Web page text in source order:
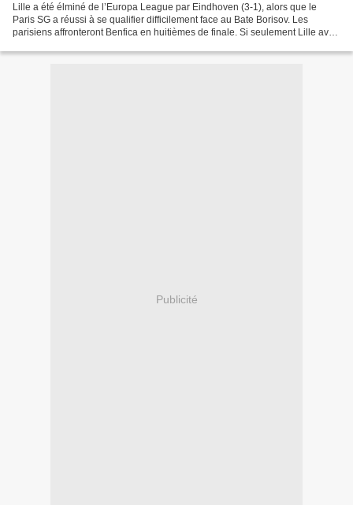
Lille a été élminé de l’Europa League par Eindhoven (3-1), alors que le
Paris SG a réussi à se qualifier difficilement face au Bate Borisov. Les
parisiens affronteront Benfica en huitièmes de finale. Si seulement Lille avait
Publicité